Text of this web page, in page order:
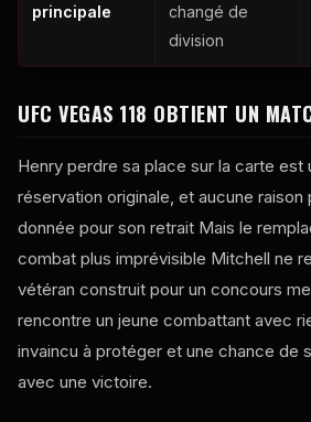
principale
changé de
division
UFC VEGAS 118 OBTIENT UN
Henry perdre sa place sur la carte est
réservation originale, et aucune raison
donnée pour son retrait Mais le
combat plus imprévisible Mitchell ne
vétéran construit pour un concours
rencontre un jeune combattant avec
invaincu à protéger et une chance de
avec une victoire.